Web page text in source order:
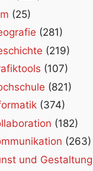
(25)
(281)
(219)
(107)
(821)
(374)
(182)
(263)
und Gestaltung